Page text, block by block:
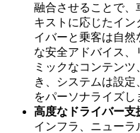
融合させることで、
キストに応じたイン
イバーと乗客は自
な安全アドバイス
ミックなコンテン
き、システムは設定
をパーソナライズし
高度なドライバー支
インフラ、ニュー